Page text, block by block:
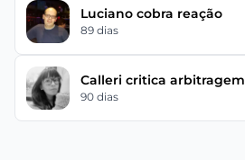
Luciano cobra reação
89 dias
Calleri critica arbitragem
90 dias